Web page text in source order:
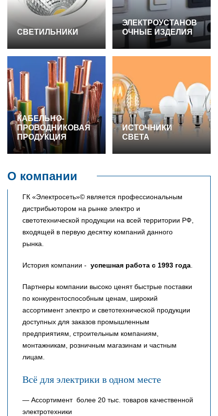
СВЕТИЛЬНИКИ
ЭЛЕКТРОУСТАНОВ
ОЧНЫЕ ИЗДЕЛИЯ
КАБЕЛЬНО-
ПРОВОДНИКОВАЯ
ПРОДУКЦИЯ
ИСТОЧНИКИ
СВЕТА
О компании
ГК «Электросеть»© является профессиональным
дистрибьютором на рынке электро и
светотехнической продукции на всей территории РФ,
входящей в первую десятку компаний данного
рынка.
История компании - успешная работа с 1993 года.
Партнеры компании высоко ценят быстрые поставки
по конкурентоспособным ценам, широкий
ассортимент электро и светотехнической продукции
доступных для заказов промышленным
предприятиям, строительным компаниям,
монтажникам, розничным магазинам и частным
лицам.
Всё для электрики в одном месте
— Ассортимент более 20 тыс. товаров качественной
электротехники